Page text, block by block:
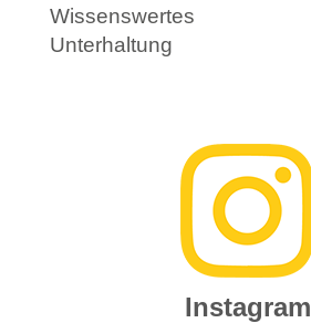
Wissenswertes
Unterhaltung
Instagram